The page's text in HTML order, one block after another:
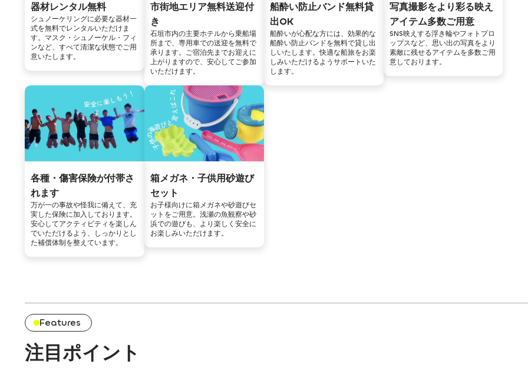
器材レンタル無料
シュノーケリングに必要な器材一
式を無料でレンタルいただけま
す。マスク・シュノーケル・フィ
ンなど、すべて清潔な状態でご用
意いたします。
市街地エリア無料送迎付
き
石垣市内の主要ホテルから乗船場
所まで、専用車での送迎を無料で
承ります。ご宿泊先までお迎えに
上がりますので、安心してご参加
いただけます。
船酔い防止バンド無料貸
出OK
船酔いが心配な方には、効果的な
船酔い防止バンドを無料で貸し出
しいたします。快適な船旅をお楽
しみいただけるようサポートいた
します。
写真撮影をより彩る映え
アイテム多数ご用意
SNS映えする浮き輪やフォトプロ
ップスなど、思い出の写真をより
素敵に残せるアイテムを多数ご用
意しております。
各種・傷害保険が付帯さ
れます
万が一の事故や怪我に備えて、充
実した保険に加入しております。
安心してアクティビティを楽しん
でいただけるよう、しっかりとし
た補償体制を整えています。
箱メガネ・子供用砂遊び
セット
お子様向けに箱メガネや砂遊びセ
ットをご用意。浅瀬の魚観察や砂
浜での遊びも、より楽しく安全に
お楽しみいただけます。
Features
注目ポイント